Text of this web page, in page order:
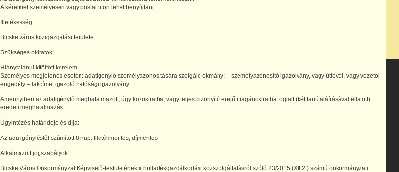
A kérelmet személyesen vagy postai úton lehet benyújtani.
Illetékesség:
Bicske város közigazgatási területe
Szükséges okiratok:
Hiánytalanul kitöltött kérelem
Személyes megjelenés esetén: adatigénylő személyazonosítására szolgáló okmány: – személyazonosító igazolvány, vagy útlevél, vagy vezetői
engedély – lakcímet igazoló hatósági igazolvány.
Amennyiben az adatigénylő meghatalmazott, úgy közokiratba, vagy teljes bizonyító erejű magánokiratba foglalt (két tanú aláírásával ellátott)
eredeti meghatalmazás.
Ügyintézés határideje és díja:
Az adatigényléstől számított 8 nap. Illetékmentes, díjmentes
Alkalmazott jogszabályok:
Bicske Város Önkormányzat Képviselő-testületének a hulladékgazdálkodási közszolgáltatásról szóló 23/2015.(XII.2.) számú önkormányzati